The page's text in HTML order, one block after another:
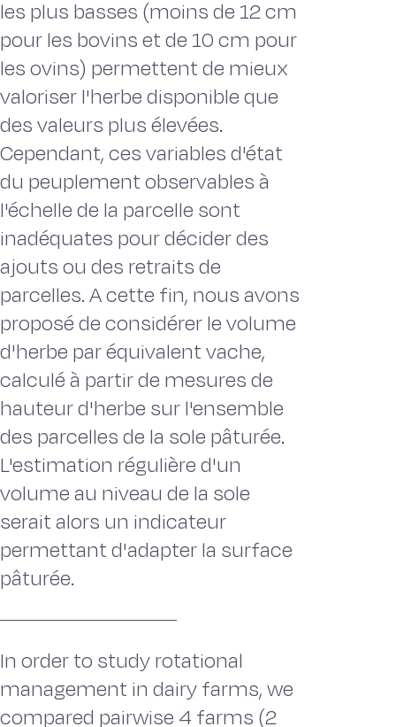
les plus basses (moins de 12 cm
pour les bovins et de 10 cm pour
les ovins) permettent de mieux
valoriser l'herbe disponible que
des valeurs plus élevées.
Cependant, ces variables d'état
du peuplement observables à
l'échelle de la parcelle sont
inadéquates pour décider des
ajouts ou des retraits de
parcelles. A cette fin, nous avons
proposé de considérer le volume
d'herbe par équivalent vache,
calculé à partir de mesures de
hauteur d'herbe sur l'ensemble
des parcelles de la sole pâturée.
L'estimation régulière d'un
volume au niveau de la sole
serait alors un indicateur
permettant d'adapter la surface
pâturée.
In order to study rotational
management in dairy farms, we
compared pairwise 4 farms (2